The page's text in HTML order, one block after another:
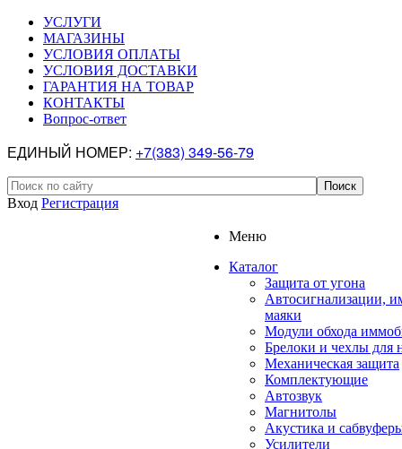
УСЛУГИ
МАГАЗИНЫ
УСЛОВИЯ ОПЛАТЫ
УСЛОВИЯ ДОСТАВКИ
ГАРАНТИЯ НА ТОВАР
КОНТАКТЫ
Вопрос-ответ
ЕДИНЫЙ НОМЕР: +7(383) 349-56-79
Вход Регистрация
Меню
Каталог
Защита от угона
Автосигнализации,
маяки
Модули обхода
Брелоки и чехлы для
Механическая защита
Комплектующие
Автозвук
Магнитолы
Акустика и
Усилители